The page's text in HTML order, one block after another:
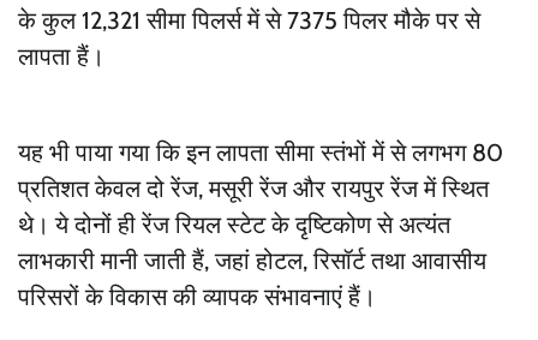
के कुल 12,321 सीमा पिलर्स में से 7375 पिलर मौके पर से
लापता हैं।
यह भी पाया गया कि इन लापता सीमा स्तंभों में से लगभग 80
प्रतिशत केवल दो रेंज, मसूरी रेंज और रायपुर रेंज में स्थित
थे। ये दोनों ही रेंज रियल स्टेट के दृष्टिकोण से अत्यंत
लाभकारी मानी जाती हैं, जहां होटल, रिसॉर्ट तथा आवासीय
परिसरों के विकास की व्यापक संभावनाएं हैं।